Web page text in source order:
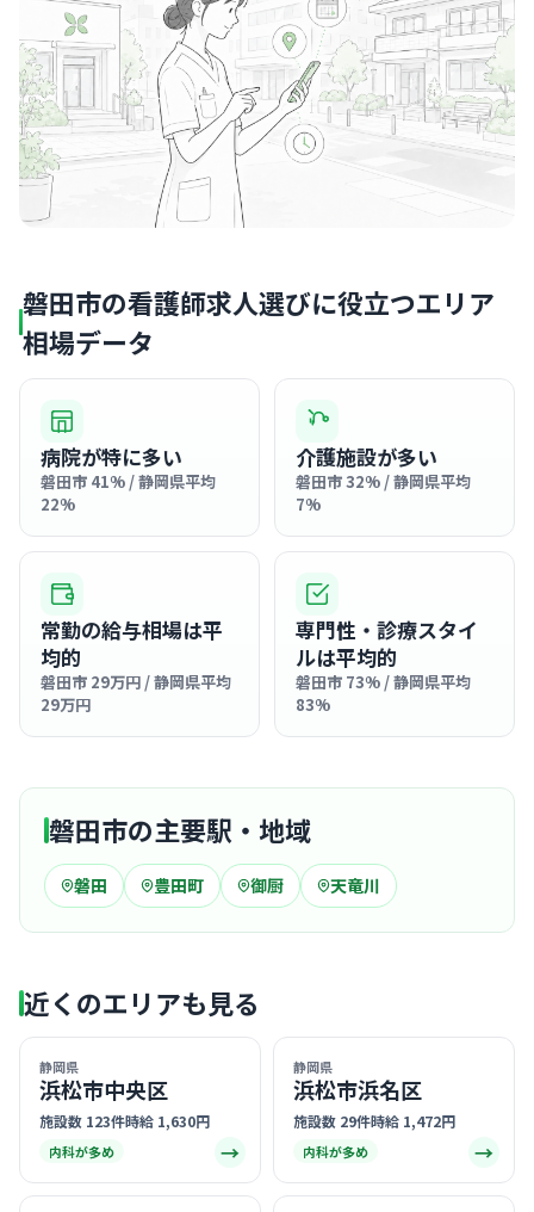
磐田市の看護師求人選びに役立つエリア
相場データ
病院が特に多い
磐田市 41% / 静岡県平均
22%
介護施設が多い
磐田市 32% / 静岡県平均
7%
常勤の給与相場は平
均的
磐田市 29万円 / 静岡県平均
29万円
専門性・診療スタイ
ルは平均的
磐田市 73% / 静岡県平均
83%
磐田市の主要駅・地域
磐田 豊田町 御厨 天竜川
近くのエリアも見る
静岡県
浜松市中央区
施設数 123件時給 1,630円
内科が多め →
静岡県
浜松市浜名区
施設数 29件時給 1,472円
内科が多め →